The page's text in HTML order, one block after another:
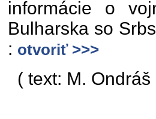
informácie o
Bulharska so
: otvoriť >>>
( text: M.